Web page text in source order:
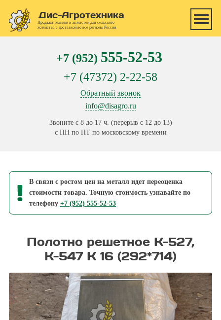
Дис-Агротехника
Продажа техники и запчастей для сельского
хозяйства с доставкой во все регионы России
+7 (952) 555-52-53
+7 (47372) 2-22-58
Обратный звонок
info@disagro.ru
Звоните с 8 до 17 ч. (перерыв с 12 до 13)
с ПН по ПТ по московскому времени
В связи с ростом цен на металл идет переоценка
стоимости товара. Точную стоимость узнавайте по
телефону +7 (952) 555-52-53
Полотно решетное К-527,
К-547 К 16 (292*714)